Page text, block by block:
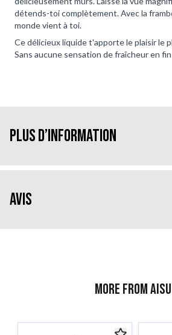
détends-toi complètement. Avec la
monde vient à toi.
Ce délicieux liquide t'apporte le plaisir le
Sans aucune sensation de fraîcheur en
Plus d’information
Avis
More from AISU